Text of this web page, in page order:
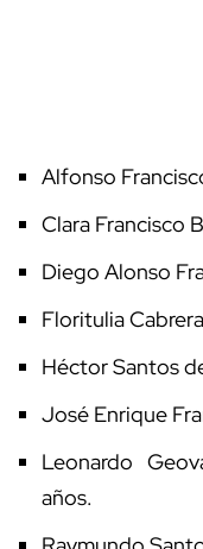
Alfonso
Clara Francisco
Diego Alonso
Floritulia
Héctor Santos
José Enrique
Leonardo
años.